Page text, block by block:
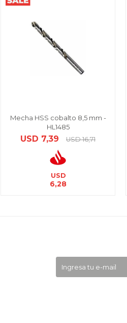
Mecha HSS cobalto 8,5 mm -
HL1485
USD 7,39 USD 16,71
USD
6,28